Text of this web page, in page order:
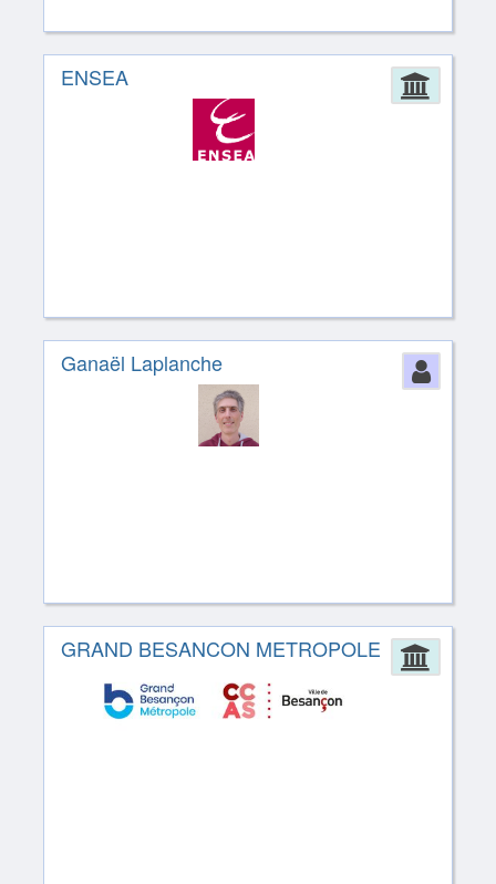
ENSEA
Ganaël Laplanche
GRAND BESANCON METROPOLE